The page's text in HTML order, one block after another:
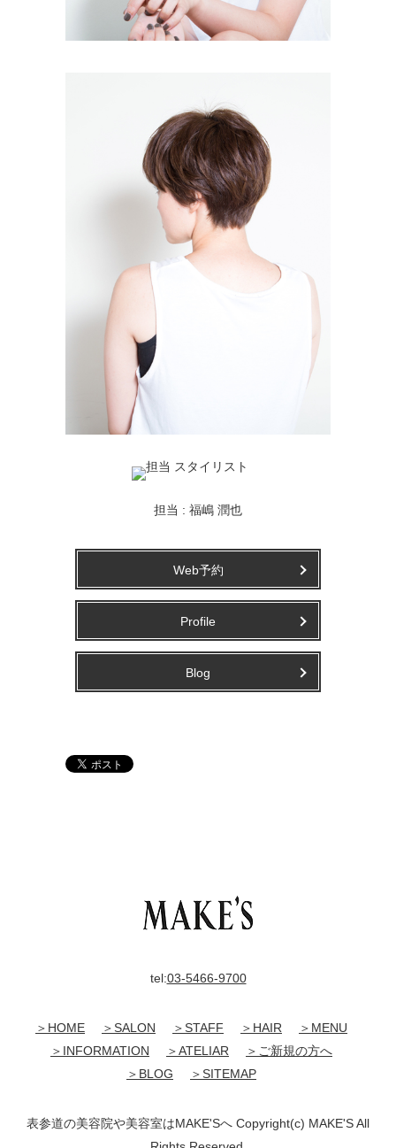
担当 : 福嶋 潤也
Web予約
Profile
Blog
tel:03-5466-9700
＞HOME ＞SALON ＞STAFF ＞HAIR
＞MENU
＞INFORMATION
＞ATELIAR
＞ご新規の方へ
＞BLOG
＞SITEMAP
表参道の美容院や美容室はMAKE'Sへ Copyright(c) MAKE'S All